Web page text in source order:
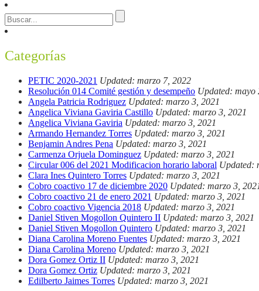
Categorías
PETIC 2020-2021 Updated: marzo 7, 2022
Resolución 014 Comité gestión y desempeño Updated: mayo
Angela Patricia Rodriguez Updated: marzo 3, 2021
Angelica Viviana Gaviria Castillo Updated: marzo 3, 2021
Angelica Viviana Gaviria Updated: marzo 3, 2021
Armando Hernandez Torres Updated: marzo 3, 2021
Benjamin Andres Pena Updated: marzo 3, 2021
Carmenza Orjuela Dominguez Updated: marzo 3, 2021
Circular 006 del 2021 Modificacion horario laboral Updated:
Clara Ines Quintero Torres Updated: marzo 3, 2021
Cobro coactivo 17 de diciembre 2020 Updated: marzo 3,
Cobro coactivo 21 de enero 2021 Updated: marzo 3, 2021
Cobro coactivo Vigencia 2018 Updated: marzo 3, 2021
Daniel Stiven Mogollon Quintero II Updated: marzo 3, 2021
Daniel Stiven Mogollon Quintero Updated: marzo 3, 2021
Diana Carolina Moreno Fuentes Updated: marzo 3, 2021
Diana Carolina Moreno Updated: marzo 3, 2021
Dora Gomez Ortiz II Updated: marzo 3, 2021
Dora Gomez Ortiz Updated: marzo 3, 2021
Edilberto Jaimes Torres Updated: marzo 3, 2021